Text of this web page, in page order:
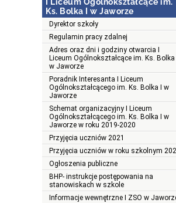
Ks. Bolka I w Jaworze
Dyrektor szkoły
Regulamin pracy zdalnej
Adres oraz dni i godziny otwarcia I
Liceum Ogólnokształcące im. Ks. Bolka I
w Jaworze
Poradnik Interesanta I Liceum
Ogólnokształcącego im. Ks. Bolka I w
Jaworze
Schemat organizacyjny I Liceum
Ogólnokształcącego im. Ks. Bolka I w
Jaworze w roku 2019-2020
Przyjęcia uczniów 2021
Przyjęcia uczniów w roku szkolnym
Ogłoszenia publiczne
BHP- instrukcje postępowania na
stanowiskach w szkole
Informacje wewnętrzne I ZSO w